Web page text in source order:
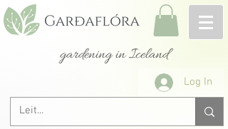
gardening in Iceland
Log In